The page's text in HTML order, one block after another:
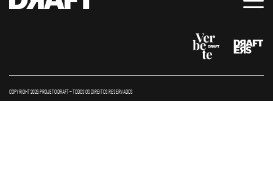
COPYRIGHT 2026 PROJETO DRAFT – TODOS OS DIREITOS RESERVADOS